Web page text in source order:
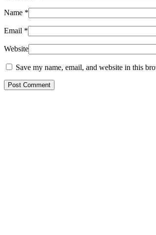
Name *
Email *
Website
Save my name, email, and website in this